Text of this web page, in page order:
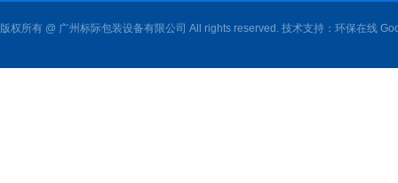
版权所有 @ 广州标际包装设备有限公司 All rights reserved. 技术支持： 环保在线